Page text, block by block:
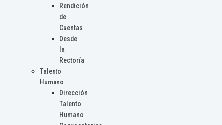
Rendición
de
Cuentas
Desde
la
Rectoría
Talento
Humano
Dirección
Talento
Humano